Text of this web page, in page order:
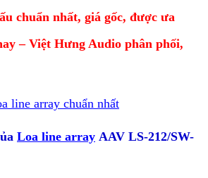
chuẩn nhất, giá gốc, được ưa
– Việt Hưng Audio phân phối,
Loa line array AAV LS-212/SW-